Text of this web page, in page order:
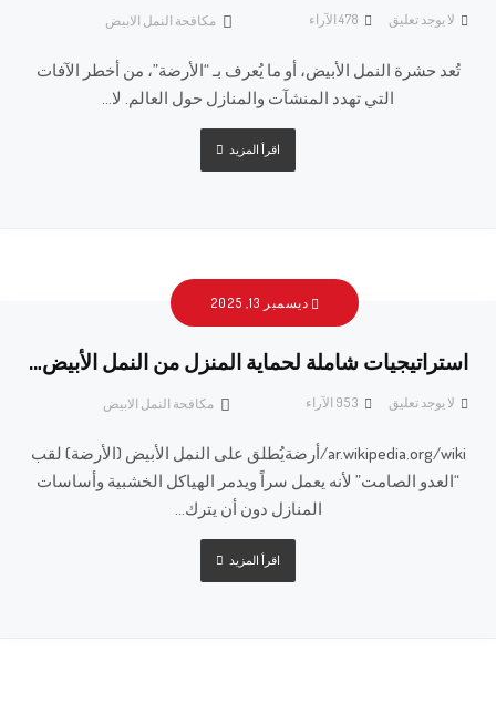
مكافحة النمل الابيض لا يوجد تعليق الآراء
تُعد حشرة النمل الأبيض، أو ما يُعرف بـ “الأرضة”، من أخطر الآفات
التي تهدد المنشآت والمنازل حول العالم. لا...
اقرأ المزيد
ديسمبر 13, 2025
استراتيجيات شاملة لحماية المنزل من النمل الأبيض…
مكافحة النمل الابيض لا يوجد تعليق الآراء
ar.wikipedia.org/wiki/أرضةيُطلق على النمل الأبيض (الأرضة) لقب
“العدو الصامت” لأنه يعمل سراً ويدمر الهياكل الخشبية وأساسات
المنازل دون أن يترك...
اقرأ المزيد